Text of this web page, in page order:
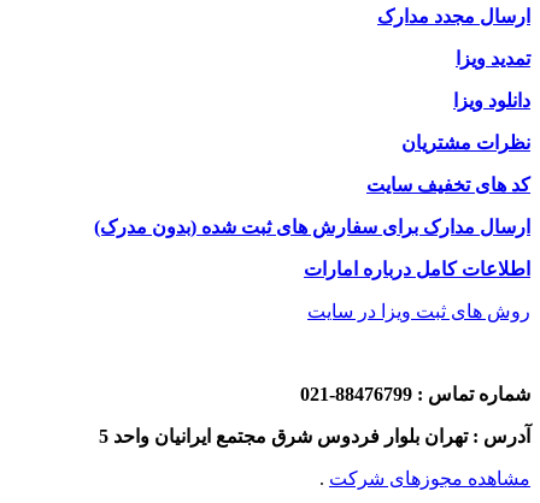
ارسال مجدد مدارک
تمدید ویزا
دانلود ویزا
نظرات مشتریان
کد های تخفیف سایت
ارسال مدارک برای سفارش های ثبت شده (بدون مدرک)
اطلاعات کامل درباره امارات
روش های ثبت ویزا در سایت
شماره تماس : 88476799-021
آدرس : تهران بلوار فردوس شرق مجتمع ایرانیان واحد 5
مشاهده مجوزهای شرکت .